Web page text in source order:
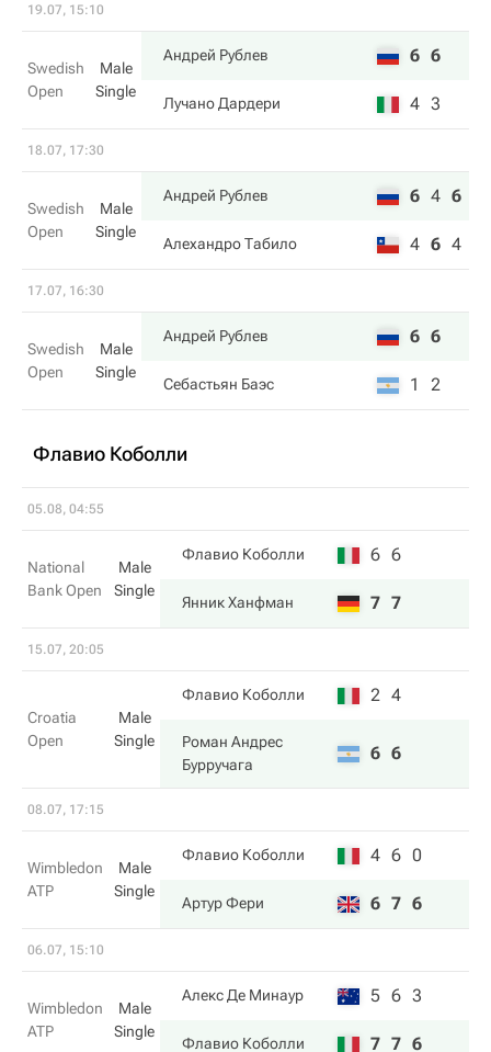
19.07, 15:10
Swedish
Open
Male
Single
Андрей Рублев 6 6
Лучано Дардери 4 3
18.07, 17:30
Swedish
Open
Male
Single
Андрей Рублев 6 4 6
Алехандро Табило 4 6 4
17.07, 16:30
Swedish
Open
Male
Single
Андрей Рублев 6 6
Себастьян Баэс 1 2
Флавио Коболли
05.08, 04:55
National
Bank Open
Male
Single
Флавио Коболли 6 6
Янник Ханфман 7 7
15.07, 20:05
Croatia
Open
Male
Single
Флавио Коболли 2 4
Роман Андрес
Бурручага
6 6
08.07, 17:15
Wimbledon
ATP
Male
Single
Флавио Коболли 4 6 0
Артур Фери 6 7 6
06.07, 15:10
Wimbledon
ATP
Male
Single
Алекс Де Минаур 5 6 3
Флавио Коболли 7 7 6